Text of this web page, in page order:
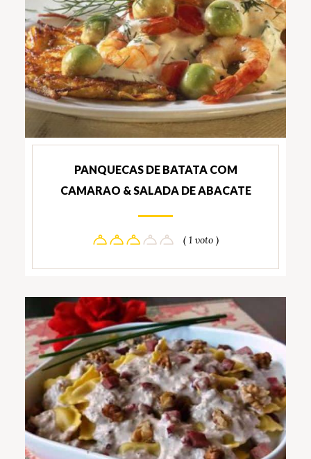
PANQUECAS DE BATATA COM
CAMARAO & SALADA DE ABACATE
( 1 voto )